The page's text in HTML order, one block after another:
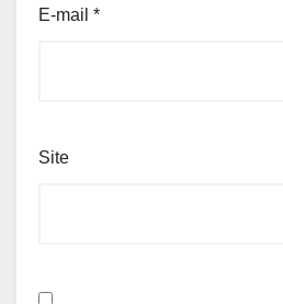
E-mail *
Site